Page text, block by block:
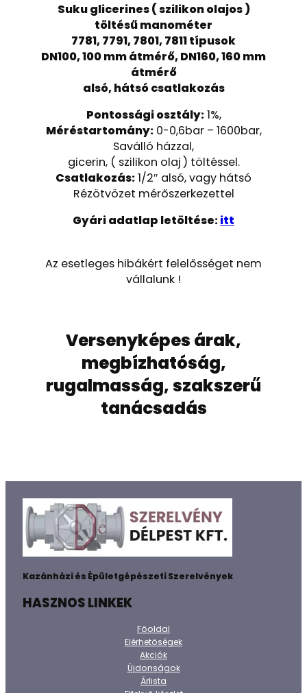
Suku glicerines ( szilikon olajos )
töltésű manométer
7781, 7791, 7801, 7811 típusok
DN100, 100 mm átmérő, DN160, 160 mm
átmérő
alsó, hátsó csatlakozás
Pontossági osztály:1%,
Méréstartomány:0-0,6bar – 1600bar,
Saválló házzal,
gicerin, ( szilikon olaj ) töltéssel.
Csatlakozás:1/2″ alsó, vagy hátsó
Rézötvözet mérőszerkezettel
Gyári adatlap letöltése:itt
Az esetleges hibákért felelősséget nem
vállalunk !
Versenyképes árak,
megbízhatóság,
rugalmasság, szakszerű
tanácsadás
Kazánházi és Épületgépészeti Szerelvények
HASZNOS LINKEK
Főoldal
Elérhetőségek
Akciók
Újdonságok
Árlista